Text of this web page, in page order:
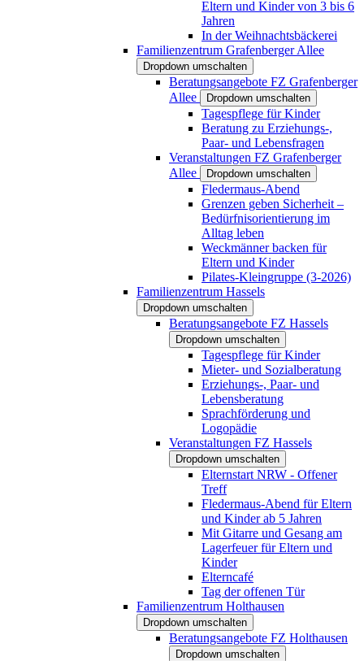
Eltern und Kinder von 3 bis 6
Jahren
In der Weihnachtsbäckerei
Familienzentrum Grafenberger Allee
Dropdown umschalten
Beratungsangebote FZ Grafenberger
Allee
Dropdown umschalten
Tagespflege für Kinder
Beratung zu Erziehungs-,
Paar- und Lebensfragen
Veranstaltungen FZ Grafenberger
Allee
Dropdown umschalten
Fledermaus-Abend
Grenzen geben Sicherheit –
Bedürfnisorientierung im
Alltag leben
Weckmänner backen für
Eltern und Kinder
Pilates-Kleingruppe (3-2026)
Familienzentrum Hassels
Dropdown umschalten
Beratungsangebote FZ Hassels
Dropdown umschalten
Tagespflege für Kinder
Mieter- und Sozialberatung
Erziehungs-, Paar- und
Lebensberatung
Sprachförderung und
Logopädie
Veranstaltungen FZ Hassels
Dropdown umschalten
Elternstart NRW - Offener
Treff
Fledermaus-Abend für Eltern
und Kinder ab 5 Jahren
Mit Gitarre und Gesang am
Lagerfeuer für Eltern und
Kinder
Elterncafé
Tag der offenen Tür
Familienzentrum Holthausen
Dropdown umschalten
Beratungsangebote FZ Holthausen
Dropdown umschalten